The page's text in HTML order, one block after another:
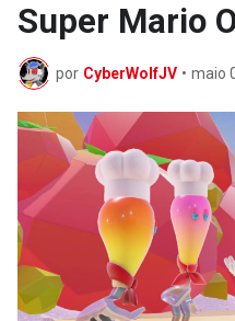
Super Mario
por CyberWolfJV • maio